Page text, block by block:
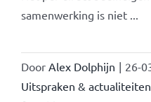
samenwerking is niet ...
Door Alex Dolphijn | 26-
Uitspraken & actualiteiten